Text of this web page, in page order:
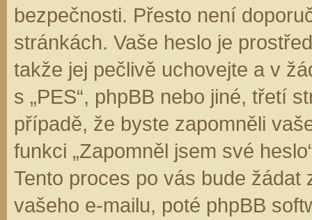
bezpečnosti. Přesto není
stránkách. Vaše heslo je
takže jej pečlivě uchovejte a v
s „PES“, phpBB nebo jiné, třetí
případě, že byste zapomněli
funkci „Zapomněl jsem své
Tento proces po vás bude
vašeho e-mailu, poté phpBB